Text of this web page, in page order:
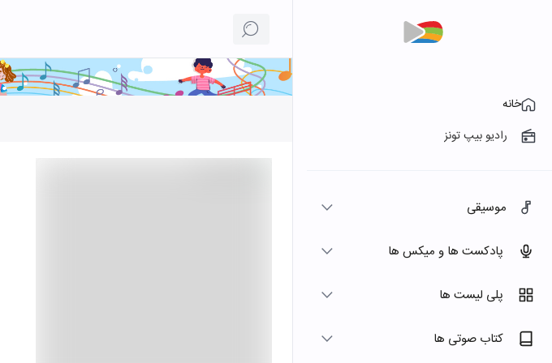
خانه
رادیو بیپ تونز
موسیقی
پادکست ها و میکس ها
پلی لیست ها
کتاب صوتی ها